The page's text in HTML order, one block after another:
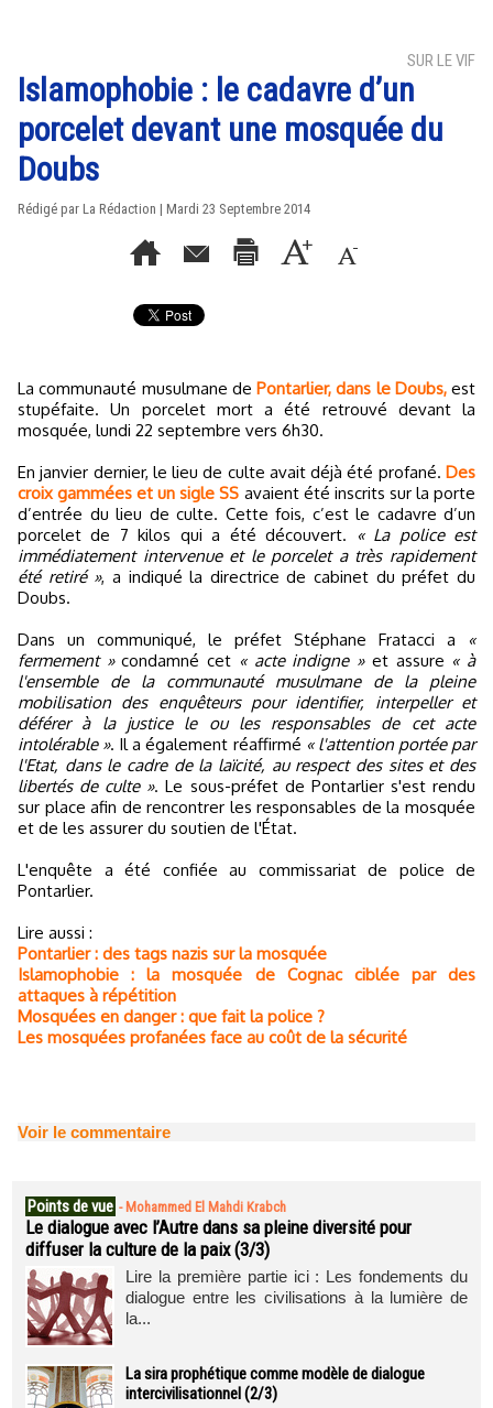
SUR LE VIF
Islamophobie : le cadavre d’un
porcelet devant une mosquée du
Doubs
Rédigé par La Rédaction | Mardi 23 Septembre 2014
La communauté musulmane de Pontarlier, dans le Doubs,est
stupéfaite. Un porcelet mort a été retrouvé devant la
mosquée, lundi 22 septembre vers 6h30.
En janvier dernier, le lieu de culte avait déjà été profané. Des
croix gammées et un sigle SS avaient été inscrits sur la porte
d’entrée du lieu de culte. Cette fois, c’est le cadavre d’un
porcelet de 7 kilos qui a été découvert.
« La police est
immédiatement intervenue et le porcelet a très rapidement
été retiré », a indiqué la directrice de cabinet du préfet du
Doubs.
Dans un communiqué, le préfet Stéphane Fratacci a
«
fermement »condamné cet « acte indigne »et assure « à
l'ensemble de la communauté musulmane de la pleine
mobilisation des enquêteurs pour identifier, interpeller et
déférer à la justice le ou les responsables de cet acte
intolérable ». Il a également réaffirmé « l'attention portée par
l'Etat, dans le cadre de la laïcité, au respect des sites et des
libertés de culte ». Le sous-préfet de Pontarlier s'est rendu
sur place afin de rencontrer les responsables de la mosquée
et de les assurer du soutien de l'État.
L'enquête a été confiée au commissariat de police de
Pontarlier.
Lire aussi :
Pontarlier : des tags nazis sur la mosquée
Islamophobie : la mosquée de Cognac ciblée par des
attaques à répétition
Mosquées en danger : que fait la police ?
Les mosquées profanées face au coût de la sécurité
Voir le commentaire
Points de vue - Mohammed El Mahdi Krabch
Le dialogue avec l’Autre dans sa pleine diversité pour
diffuser la culture de la paix (3/3)
Lire la première partie ici : Les fondements du
dialogue entre les civilisations à la lumière de
la...
La sira prophétique comme modèle de dialogue
intercivilisationnel (2/3)